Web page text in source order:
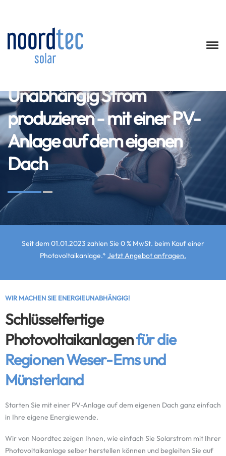
Unabhängig Strom
produzieren - mit einer PV-
Anlage auf dem eigenen
Dach
Seit dem 01.01.2023 zahlen Sie 0 % MwSt. beim Kauf einer
Photovoltaik­anlage.* Jetzt Angebot anfragen.
WIR MACHEN SIE ENERGIEUNABHÄNGIG!
Schlüsselfertige
Photovoltaikanlagenfür die
Regionen Weser-Ems und
Münsterland
Starten Sie mit einer PV-Anlage auf dem eigenen Dach ganz einfach
in Ihre eigene Energiewende.
Wir von Noordtec zeigen Ihnen, wie einfach Sie Solarstrom mit Ihrer
Photovoltaikanlage selber herstellen können und begleiten Sie auf